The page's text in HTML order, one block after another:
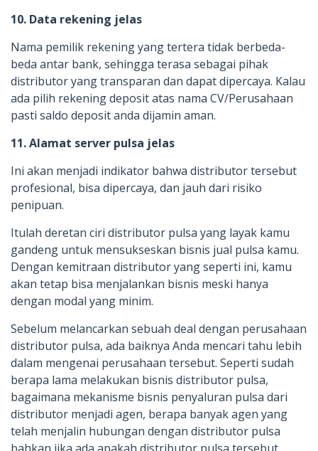
10. Data rekening jelas
Nama pemilik rekening yang tertera tidak berbeda-
beda antar bank, sehingga terasa sebagai pihak
distributor yang transparan dan dapat dipercaya. Kalau
ada pilih rekening deposit atas nama CV/Perusahaan
pasti saldo deposit anda dijamin aman.
11. Alamat server pulsa jelas
Ini akan menjadi indikator bahwa distributor tersebut
profesional, bisa dipercaya, dan jauh dari risiko
penipuan.
Itulah deretan ciri distributor pulsa yang layak kamu
gandeng untuk mensukseskan bisnis jual pulsa kamu.
Dengan kemitraan distributor yang seperti ini, kamu
akan tetap bisa menjalankan bisnis meski hanya
dengan modal yang minim.
Sebelum melancarkan sebuah deal dengan perusahaan
distributor pulsa, ada baiknya Anda mencari tahu lebih
dalam mengenai perusahaan tersebut. Seperti sudah
berapa lama melakukan bisnis distributor pulsa,
bagaimana mekanisme bisnis penyaluran pulsa dari
distributor menjadi agen, berapa banyak agen yang
telah menjalin hubungan dengan distributor pulsa
bahkan jika ada apakah distributor pulsa tersebut